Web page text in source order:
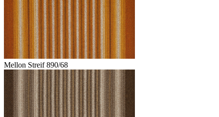
Mellon Streif 890/68